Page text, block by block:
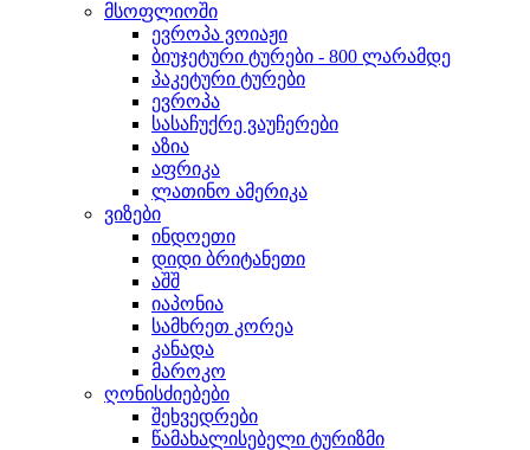
მსოფლიოში
ევროპა ვოიაჟი
ბიუჯეტური ტურები - 800 ლარამდე
პაკეტური ტურები
ევროპა
სასაჩუქრე ვაუჩერები
აზია
აფრიკა
ლათინო ამერიკა
ვიზები
ინდოეთი
დიდი ბრიტანეთი
აშშ
იაპონია
სამხრეთ კორეა
კანადა
მაროკო
ღონისძიებები
შეხვედრები
წამახალისებელი ტურიზმი